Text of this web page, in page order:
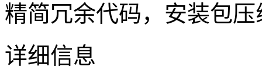
精简冗余代码，安装包
详细信息